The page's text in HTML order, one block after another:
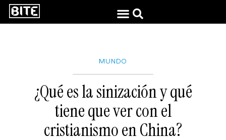
MUNDO
¿Qué es la sinización y qué
tiene que ver con el
cristianismo en China?